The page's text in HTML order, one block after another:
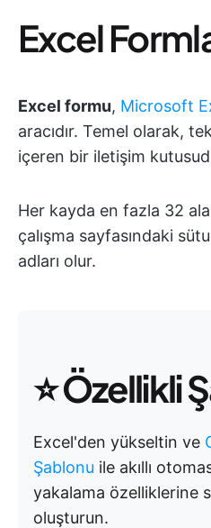
Excel
Excel formu, Microsoft
aracıdır. Temel olarak,
içeren bir iletişim
Her kayda en fazla 32
çalışma sayfasındaki
adları olur.
⭐Özellikli
Excel'den yükseltin ve
Şablonu ile akıllı
yakalama özelliklerine
oluşturun.